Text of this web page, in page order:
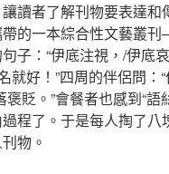
讀者了解刊物要表達
的一本綜合性文藝叢
子：“伊底注視，/伊底
好！”四周的伴侶問：
貶。”會餐者也感到“
程了。于是每人掏了八
物。